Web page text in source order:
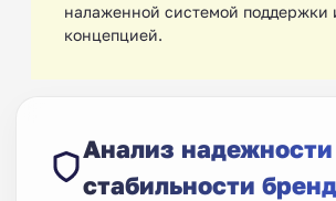
налаженной системой поддержки
концепцией.
Анализ
стабильности